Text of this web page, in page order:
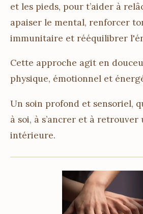
et les pieds, pour t’aider à
apaiser le mental, renforcer
immunitaire et rééquilibrer
Cette approche agit en
physique, émotionnel et
Un soin profond et sensoriel,
à soi, à s’ancrer et à
intérieure.